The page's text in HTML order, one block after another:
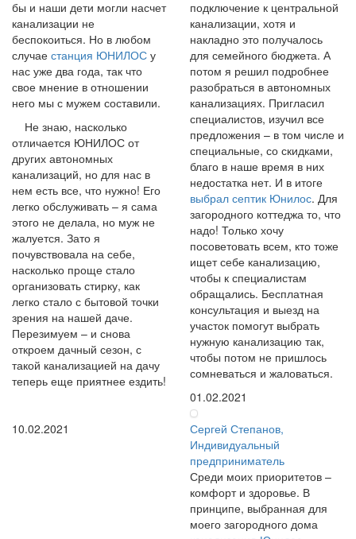
бы и наши дети могли насчет
канализации не
беспокоиться. Но в любом
случае станция ЮНИЛОС у
нас уже два года, так что
свое мнение в отношении
него мы с мужем составили.
Не знаю, насколько
отличается ЮНИЛОС от
других автономных
канализаций, но для нас в
нем есть все, что нужно! Его
легко обслуживать – я сама
этого не делала, но муж не
жалуется. Зато я
почувствовала на себе,
насколько проще стало
организовать стирку, как
легко стало с бытовой точки
зрения на нашей даче.
Перезимуем – и снова
откроем дачный сезон, с
такой канализацией на дачу
теперь еще приятнее ездить!
10.02.2021
подключение к центральной
канализации, хотя и
накладно это получалось
для семейного бюджета. А
потом я решил подробнее
разобраться в автономных
канализациях. Пригласил
специалистов, изучил все
предложения – в том числе и
специальные, со скидками,
благо в наше время в них
недостатка нет. И в итоге
выбрал септик Юнилос. Для
загородного коттеджа то, что
надо! Только хочу
посоветовать всем, кто тоже
ищет себе канализацию,
чтобы к специалистам
обращались. Бесплатная
консультация и выезд на
участок помогут выбрать
нужную канализацию так,
чтобы потом не пришлось
сомневаться и жаловаться.
01.02.2021
Сергей Степанов,
Индивидуальный
предприниматель
Среди моих приоритетов –
комфорт и здоровье. В
принципе, выбранная для
моего загородного дома